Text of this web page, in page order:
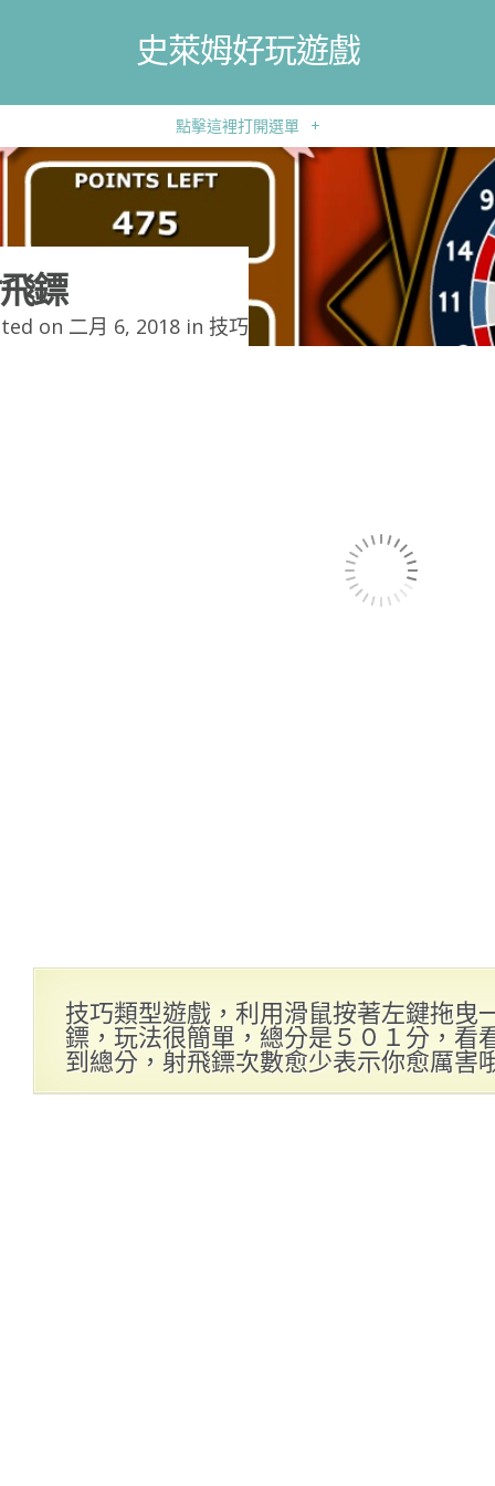
史萊姆好玩遊戲
點擊這裡打開選單 +
鏢
on 二月 6, 2018 in 技巧
技巧類型遊戲，利用滑鼠按著左鍵拖曳
鏢，玩法很簡單，總分是５０１分，看
到總分，射飛鏢次數愈少表示你愈厲害